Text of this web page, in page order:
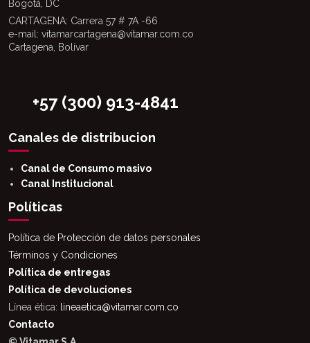
Bogotá, DC
CARTAGENA: Carrera 57 # 7A -66
e-mail: vitamarcartagena@vitamar.com.co
Cartagena, Bolívar
+57 (300) 913-4841
Canales de distribucion
Canal de Consumo masivo
Canal Institucional
Políticas
Política de Protección de datos personales
Términos y Condiciones
Política de entregas
Política de devoluciones
Línea ética:
lineaetica@vitamar.com.co
Contacto